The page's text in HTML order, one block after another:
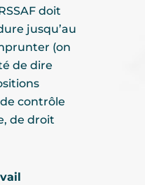
doit
jusqu’au
(on
de dire
contrôle
de droit